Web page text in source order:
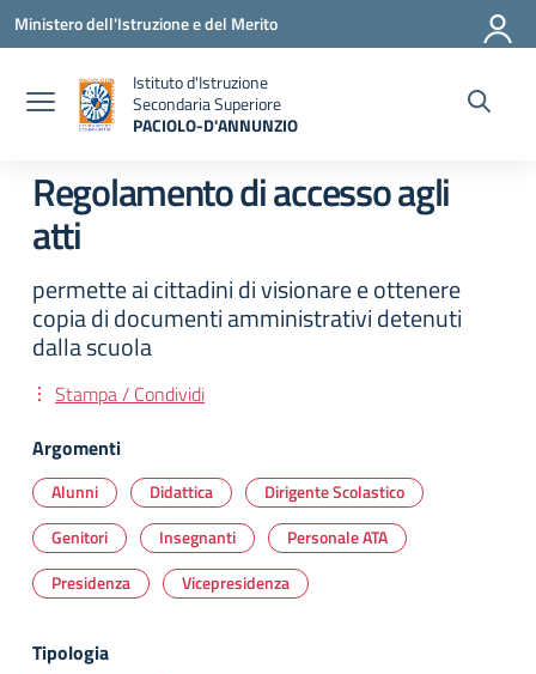
Vai ai contenuti
Vai al menu di navigazione
Vai al footer
Ministero dell'Istruzione e del Merito
Istituto d'Istruzione
Secondaria Superiore
PACIOLO-D'ANNUNZIO
Regolamento di accesso agli
atti
permette ai cittadini di visionare e ottenere
copia di documenti amministrativi detenuti
dalla scuola
Stampa / Condividi
Argomenti
Alunni Didattica
Dirigente Scolastico
Genitori
Insegnanti
Personale ATA
Presidenza
Vicepresidenza
Tipologia